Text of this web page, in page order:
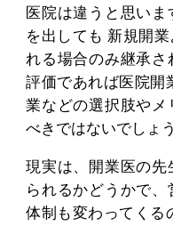
医院は違うと思い
を出しても 新規開
れる場合のみ継承
評価であれば医院開
業などの選択肢や
べきではないでしょう
現実は、開業医の先
られるかどうかで
体制も変わってくる